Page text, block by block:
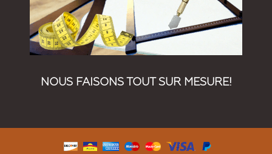
NOUS FAISONS TOUT SUR MESURE!